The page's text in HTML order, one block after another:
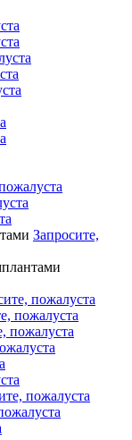
Запросите,
пожалуста
пожалуста
пожалуста
пожалуста